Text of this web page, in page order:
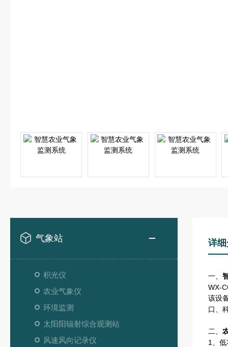
气象站
积光仪
农业气象仪
环境监测
太阳阳辐射综合观测站
风速风向记录仪
详
一、
WX-
该设
口、
二、
1
、